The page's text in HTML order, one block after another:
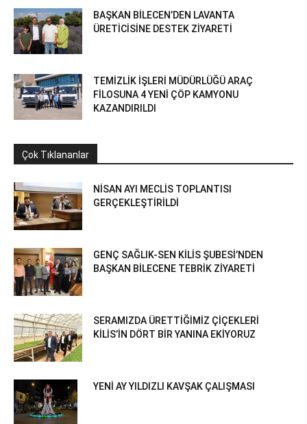
BAŞKAN BİLECEN’DEN LAVANTA
ÜRETİCİSİNE DESTEK ZİYARETİ
TEMİZLİK İŞLERİ MÜDÜRLÜĞÜ ARAÇ
FİLOSUNA 4 YENİ ÇÖP KAMYONU
KAZANDIRILDI
Çok Tıklananlar
NİSAN AYI MECLİS TOPLANTISI
GERÇEKLEŞTİRİLDİ
GENÇ SAĞLIK-SEN KİLİS ŞUBESİ’NDEN
BAŞKAN BİLECENE TEBRİK ZİYARETİ
SERAMIZDA ÜRETTİĞİMİZ ÇİÇEKLERİ
KİLİS’İN DÖRT BİR YANINA EKİYORUZ
YENİ AY YILDIZLI KAVŞAK ÇALIŞMASI